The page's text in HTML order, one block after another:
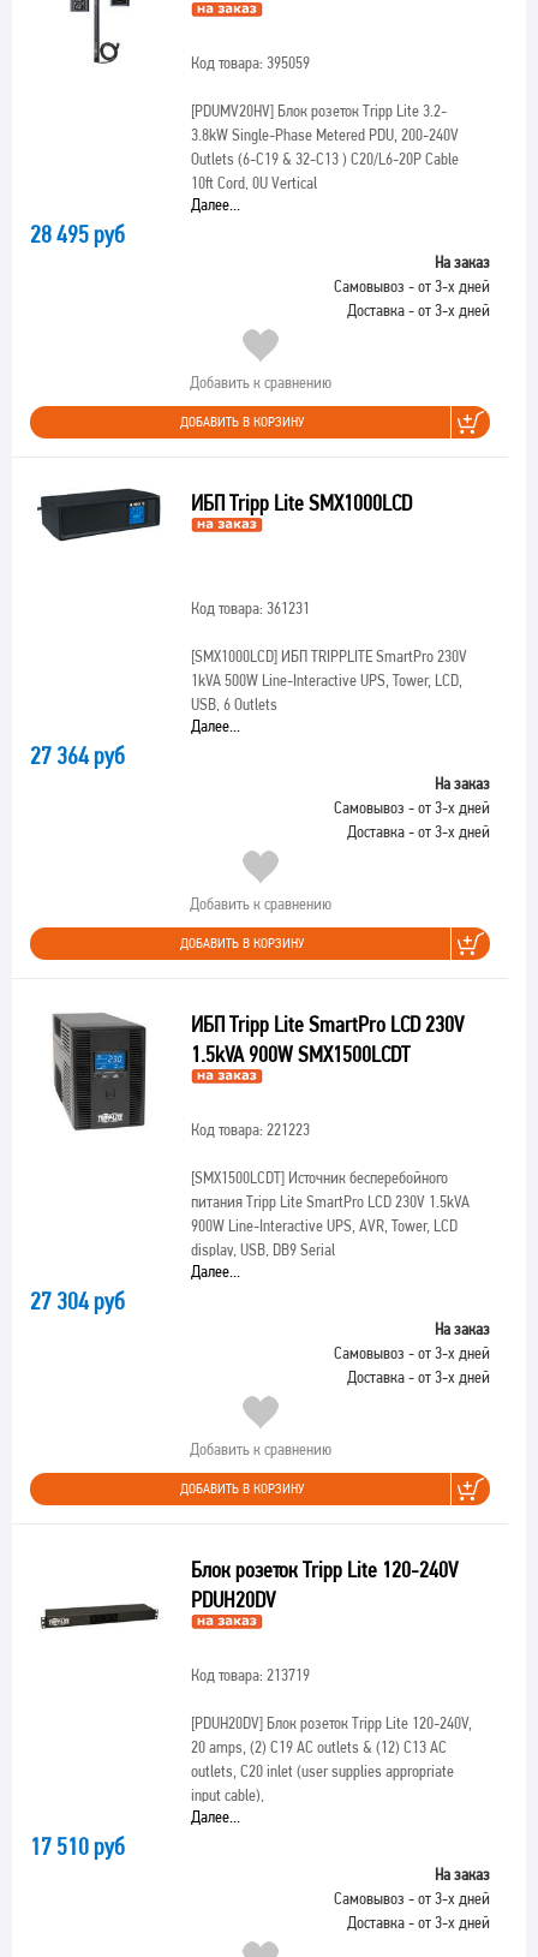
Код товара: 395059
[PDUMV20HV]Блок розеток Tripp Lite 3.2-
3.8kW Single-Phase Metered PDU, 200-240V
Outlets (6-C19 & 32-C13 ) C20/L6-20P Cable
10ft Cord, 0U Vertical
Далее...
28 495 руб
На заказ
Самовывоз - от 3-х дней
Доставка - от 3-х дней
Добавить к сравнению
ДОБАВИТЬ В КОРЗИНУ
ИБП Tripp Lite SMX1000LCD
Код товара: 361231
[SMX1000LCD]ИБП TRIPPLITE SmartPro 230V
1kVA 500W Line-Interactive UPS, Tower, LCD,
USB, 6 Outlets
Далее...
27 364 руб
На заказ
Самовывоз - от 3-х дней
Доставка - от 3-х дней
Добавить к сравнению
ДОБАВИТЬ В КОРЗИНУ
ИБП Tripp Lite SmartPro LCD 230V
1.5kVA 900W SMX1500LCDT
Код товара: 221223
[SMX1500LCDT]Источник бесперебойного
питания Tripp Lite SmartPro LCD 230V 1.5kVA
900W Line-Interactive UPS, AVR, Tower, LCD
display, USB, DB9 Serial
Далее...
27 304 руб
На заказ
Самовывоз - от 3-х дней
Доставка - от 3-х дней
Добавить к сравнению
ДОБАВИТЬ В КОРЗИНУ
Блок розеток Tripp Lite 120-240V
PDUH20DV
Код товара: 213719
[PDUH20DV]Блок розеток Tripp Lite 120-240V,
20 amps, (2) C19 AC outlets & (12) C13 AC
outlets, C20 inlet (user supplies appropriate
input cable),
Далее...
17 510 руб
На заказ
Самовывоз - от 3-х дней
Доставка - от 3-х дней